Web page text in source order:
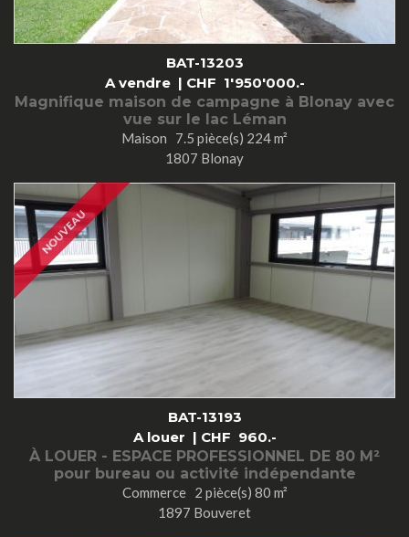
BAT-13203
A vendre | CHF 1'950'000.-
Magnifique maison de campagne à Blonay avec
vue sur le lac Léman
Maison 7.5 pièce(s) 224 m²
1807 Blonay
NOUVEAU
BAT-13193
A louer | CHF 960.-
À LOUER - ESPACE PROFESSIONNEL DE 80 M²
pour bureau ou activité indépendante
Commerce 2 pièce(s) 80 m²
1897 Bouveret